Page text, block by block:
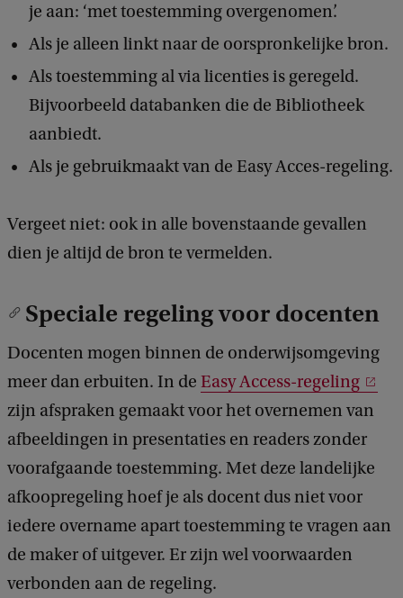
je aan: ‘met toestemming overgenomen’.
Als je alleen linkt naar de oorspronkelijke bron.
Als toestemming al via licenties is geregeld.
Bijvoorbeeld databanken die de Bibliotheek
aanbiedt.
Als je gebruikmaakt van de Easy Acces-regeling.
Vergeet niet: ook in alle bovenstaande gevallen
dien je altijd de bron te vermelden.
Speciale regeling voor docenten
Docenten mogen binnen de onderwijsomgeving
meer dan erbuiten. In de Easy Access-regeling
zijn afspraken gemaakt voor het overnemen van
afbeeldingen in presentaties en readers zonder
voorafgaande toestemming. Met deze landelijke
afkoopregeling hoef je als docent dus niet voor
iedere overname apart toestemming te vragen aan
de maker of uitgever. Er zijn wel voorwaarden
verbonden aan de regeling.